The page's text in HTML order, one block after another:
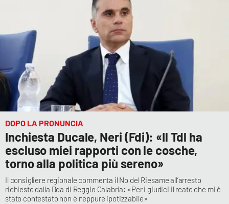
DOPO LA PRONUNCIA
Inchiesta Ducale, Neri (Fdi): «Il Tdl ha
escluso miei rapporti con le cosche,
torno alla politica più sereno»
Il consigliere regionale commenta il No del Riesame all’arresto
richiesto dalla Dda di Reggio Calabria: «Per i giudici il reato che mi è
stato contestato non è neppure ipotizzabile»